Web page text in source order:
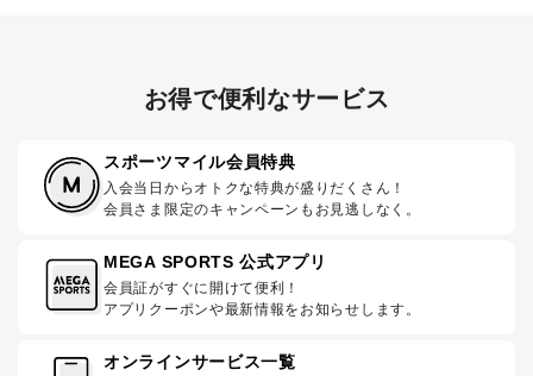
お得で便利なサービス
スポーツマイル会員特典
入会当日からオトクな特典が盛りだくさん！
会員さま限定のキャンペーンもお見逃しなく。
MEGA SPORTS 公式アプリ
会員証がすぐに開けて便利！
アプリクーポンや最新情報をお知らせします。
オンラインサービス一覧